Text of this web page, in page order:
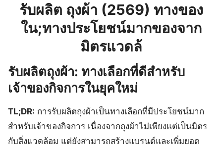
รับผลิต ถุงผ้า (2569) ทางของ
ใน;ทางประโยชน์มากของจาก
มิตรแวดล้
รับผลิตถุงผ้า: ทางเลือกที่ดีสำหรับ
เจ้าของกิจการในยุคใหม่
TL;DR: การรับผลิตถุงผ้าเป็นทางเลือกที่มีประโยชน์มาก
สำหรับเจ้าของกิจการ เนื่องจากถุงผ้าไม่เพียงแต่เป็นมิตร
กับสิ่งแวดล้อม แต่ยังสามารถสร้างแบรนด์และเพิ่มยอด